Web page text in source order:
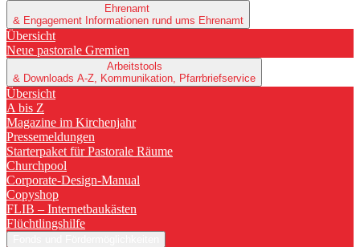
Ehrenamt
& Engagement Informationen rund ums Ehrenamt
Übersicht
Neue pastorale Gremien
Arbeitstools
& Downloads A-Z, Kommunikation, Pfarrbriefservice
Übersicht
A bis Z
Magazine im Kirchenjahr
Pressemeldungen
Starterpaket für Pastorale Räume
Churchpool
Corporate-Design-Manual
Copyshop
FLIB – Internetbaukästen
Flüchtlingshilfe